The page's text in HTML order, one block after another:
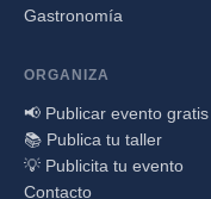
Gastronomía
ORGANIZA
📢 Publicar evento gratis
📚 Publica tu taller
💡 Publicita tu evento
Contacto